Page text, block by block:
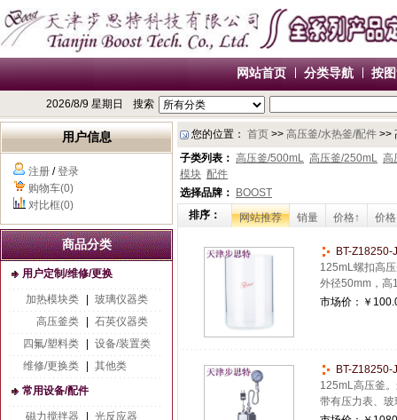
网站首页 分类导航 按
2026/8/9 星期日 搜索
用户信息
注册 /登录
购物车(0)
对比框(0)
商品分类
用户定制/维修/更换
加热模块类
玻璃仪器类
高压釜类
石英仪器类
四氟/塑料类
设备/装置类
维修/更换类
其他类
常用设备/配件
磁力搅拌器
光反应器
您的位置： 首页 >> 高压釜/水热釜/配件 >>
子类列表： 高压釜/500mL 高压釜/250mL 高
模块 配件
选择品牌：
BOOST
排序：
网站推荐 销量 价格↑ 价
BT-
125mL螺扣高
外径50mm，高
市场价： ￥
BT-
125mL高压釜
带有压力表、